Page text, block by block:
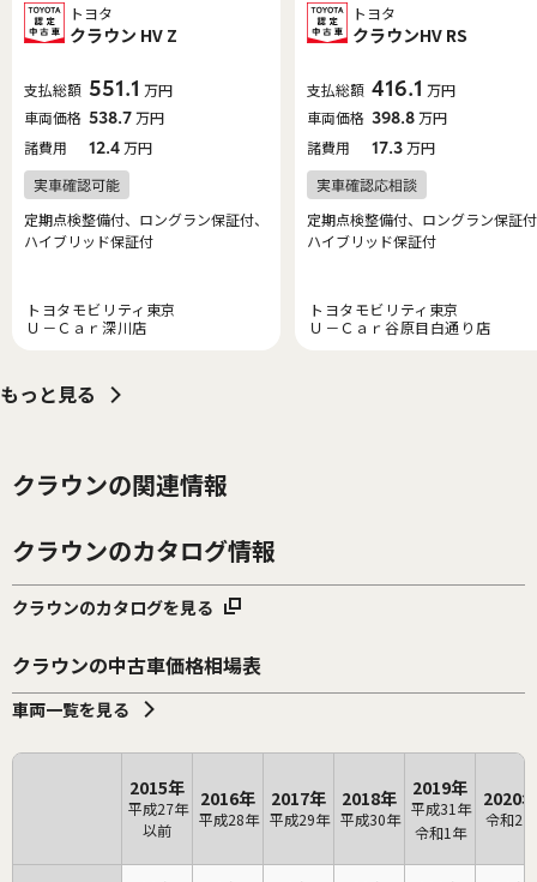
トヨタ
クラウン HV Z
支払総額 551.1 万円
車両価格 538.7万円
諸費用
12.4万円
定期点検整備付、ロングラン保証付、
ハイブリッド保証付
トヨタモビリティ東京
Ｕ－Ｃａｒ深川店
トヨタ
クラウンHV RS
支払総額 416.1 万円
車両価格 398.8万円
諸費用
17.3万円
定期点検整備付、ロングラン保証
ハイブリッド保証付
トヨタモビリティ東京
Ｕ－Ｃａｒ谷原目白通り店
もっと見る
クラウンの関連情報
クラウンのカタログ情報
クラウンのカタログを見る
クラウンの中古車価格相場表
車両一覧を見る
2015年
平成27年
以前
2016年
平成28年
2017年
平成29年
2018年
平成30年
2019年
平成31年
令和1年
2020年
令和2年